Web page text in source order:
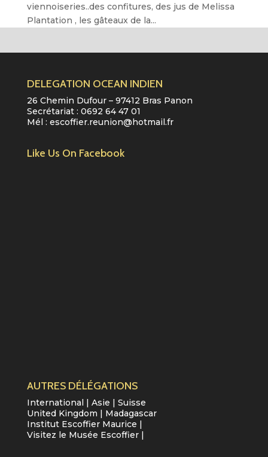
viennoiseries..des confitures, des jus de Melissa
Plantation , les gâteaux de la...
DELEGATION OCEAN INDIEN
26 Chemin Dufour – 97412 Bras Panon
Secrétariat : 0692 64 47 01
Mél : escoffier.reunion@hotmail.fr
Like Us On Facebook
AUTRES DÉLÉGATIONS
International | Asie | Suisse
United Kingdom | Madagascar
Institut Escoffier Maurice |
Visitez le Musée Escoffier|